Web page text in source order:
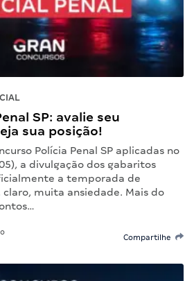
SP: avalie seu
sua posição!
Polícia Penal SP aplicadas no
a divulgação dos gabaritos
a temporada de
claro, muita ansiedade. Mais do
Compartilhe